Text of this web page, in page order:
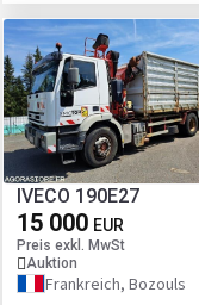
IVECO 190E27
15 000 EUR
Preis exkl. MwSt
Auktion
Frankreich, Bozouls